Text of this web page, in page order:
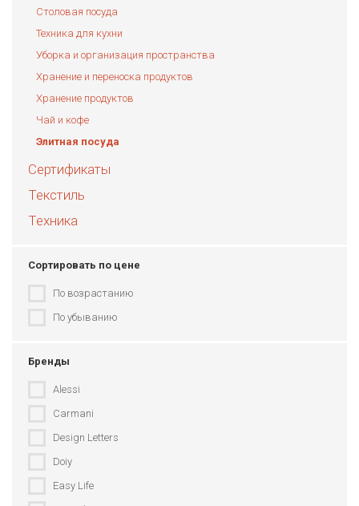
Столовая посуда
Техника для кухни
Уборка и организация пространства
Хранение и переноска продуктов
Хранение продуктов
Чай и кофе
Элитная посуда
Сертификаты
Текстиль
Техника
Сортировать по цене
По возрастанию
По убыванию
Бренды
Alessi
Carmani
Design Letters
Doiy
Easy Life